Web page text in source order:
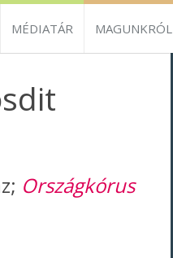
MÉDIATÁR MAGUNKRÓL
Országkórus